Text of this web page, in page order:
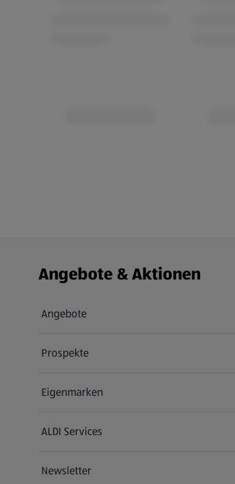
Fußzeilenmenü - weitere Links
Angebote & Aktionen
Angebote
Prospekte
Eigenmarken
ALDI Services
Newsletter